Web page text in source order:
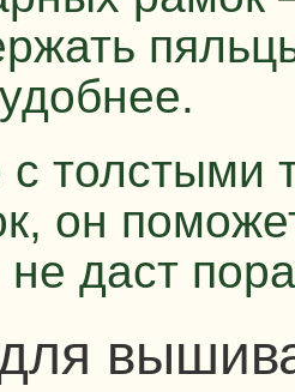
толстыми
он
даст